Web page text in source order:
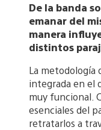
De la banda
emanar del
manera
distintos
La metodología
integrada en el
muy funcional.
esenciales del
retratarlos a